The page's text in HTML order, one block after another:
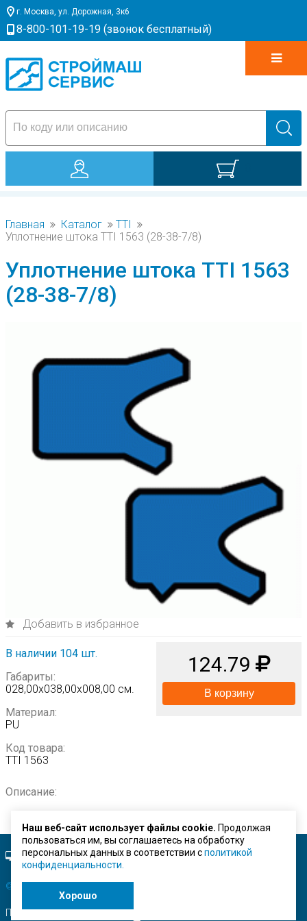
г. Москва, ул. Дорожная, 3к6
8-800-101-19-19 (звонок бесплатный)
Главная Каталог
TTI
Уплотнение штока TTI 1563 (28-38-7/8)
Уплотнение штока TTI 1563
(28-38-7/8)
Добавить в избранное
В наличии 104 шт.
Габариты:
028,00х038,00х008,00 см.
Материал:
PU
Код товара:
TTI 1563
124.79
В корзину
Описание:
Полная версия сайта.
© ЗАО "Строймашсервис"
Поисковое продвижение
Наш веб-сайт использует файлы cookie. Продолжая
пользоваться им, вы соглашаетесь на обработку
персональных данных в соответствии сполитикой
конфиденциальности.
Хорошо